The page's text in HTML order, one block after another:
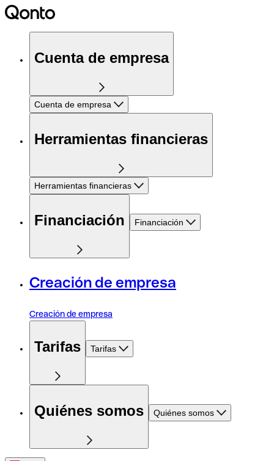
Cuenta de empresa
Cuenta de empresa
Herramientas financieras
Herramientas financieras
Financiación Financiación
Creación de empresa
Creación de empresa
Tarifas Tarifas
Quiénes somos Quiénes somos